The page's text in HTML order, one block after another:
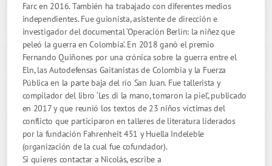
Farc en 2016. También ha trabajado con diferentes medios
independientes. Fue guionista, asistente de dirección e
investigador del documental ‘Operación Berlín: la niñez que
peleó la guerra en Colombia’. En 2018 ganó el premio
Fernando Quiñones por una crónica sobre la guerra entre el
Eln, las Autodefensas Gaitanistas de Colombia y la Fuerza
Pública en la parte baja del río San Juan. Fue tallerista y
compilador del libro ‘Les di la mano, tomaron la piel’, publicado
en 2017 y que reunió los textos de 23 niños víctimas del
conflicto que participaron en talleres de literatura liderados
por la fundación Fahrenheit 451 y Huella Indeleble
(organización de la cual fue cofundador).
Si quieres contactar a Nicolás, escribe a